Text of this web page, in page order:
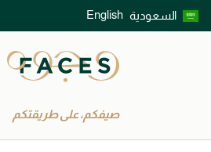
السعودية English
اكتشفوا خدمات الجمال المختارة بعناية
صيفكم، على طريقتكم